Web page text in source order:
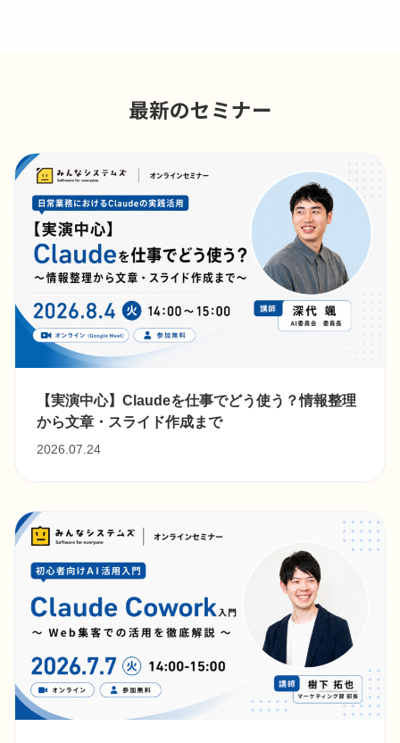
最新のセミナー
【実演中心】Claudeを仕事でどう使う？情報整理
から文章・スライド作成まで
2026.07.24